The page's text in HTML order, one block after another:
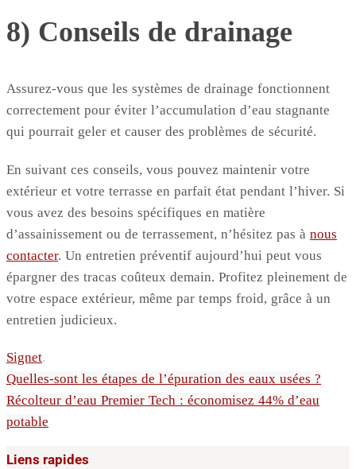
8) Conseils de drainage
Assurez-vous que les systèmes de drainage fonctionnent
correctement pour éviter l’accumulation d’eau stagnante
qui pourrait geler et causer des problèmes de sécurité.
En suivant ces conseils, vous pouvez maintenir votre
extérieur et votre terrasse en parfait état pendant l’hiver. Si
vous avez des besoins spécifiques en matière
d’assainissement ou de terrassement, n’hésitez pas à nous
contacter. Un entretien préventif aujourd’hui peut vous
épargner des tracas coûteux demain. Profitez pleinement de
votre espace extérieur, même par temps froid, grâce à un
entretien judicieux.
Signet.
Quelles-sont les étapes de l’épuration des eaux usées ?
Récolteur d’eau Premier Tech : économisez 44% d’eau
potable
Liens rapides